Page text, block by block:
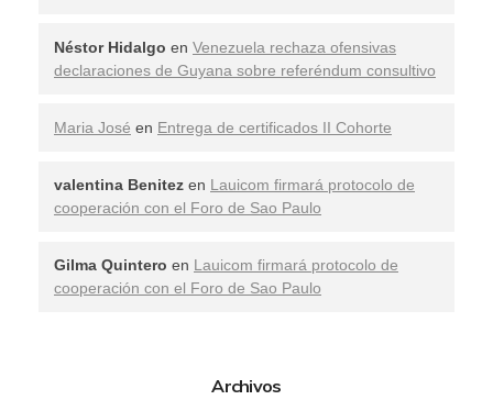
Néstor Hidalgo en Venezuela rechaza ofensivas
declaraciones de Guyana sobre referéndum consultivo
Maria José en Entrega de certificados II Cohorte
valentina Benitez en Lauicom firmará protocolo de
cooperación con el Foro de Sao Paulo
Gilma Quintero en Lauicom firmará protocolo de
cooperación con el Foro de Sao Paulo
Archivos